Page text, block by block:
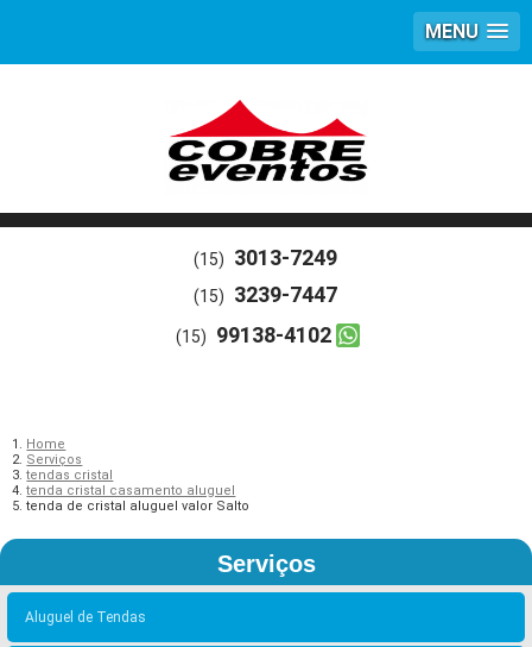
MENU
(15) 3013-7249
(15) 3239-7447
(15) 99138-4102
Home
Serviços
tendas cristal
tenda cristal casamento aluguel
tenda de cristal aluguel valor Salto
Serviços
Aluguel de Tendas